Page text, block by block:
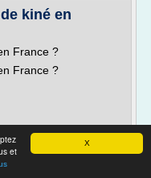
X
et
kiné en
France ?
France ?